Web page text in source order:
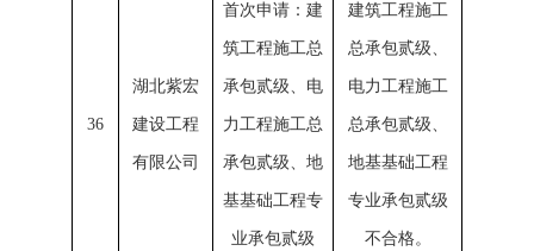
36
湖北紫宏
建设工程
有限公司
首次申请：建
筑工程施工总
承包贰级、电
力工程施工总
承包贰级、地
基基础工程专
业承包贰级
建筑工程施工
总承包贰级、
电力工程施工
总承包贰级、
地基基础工程
专业承包贰级
不合格。